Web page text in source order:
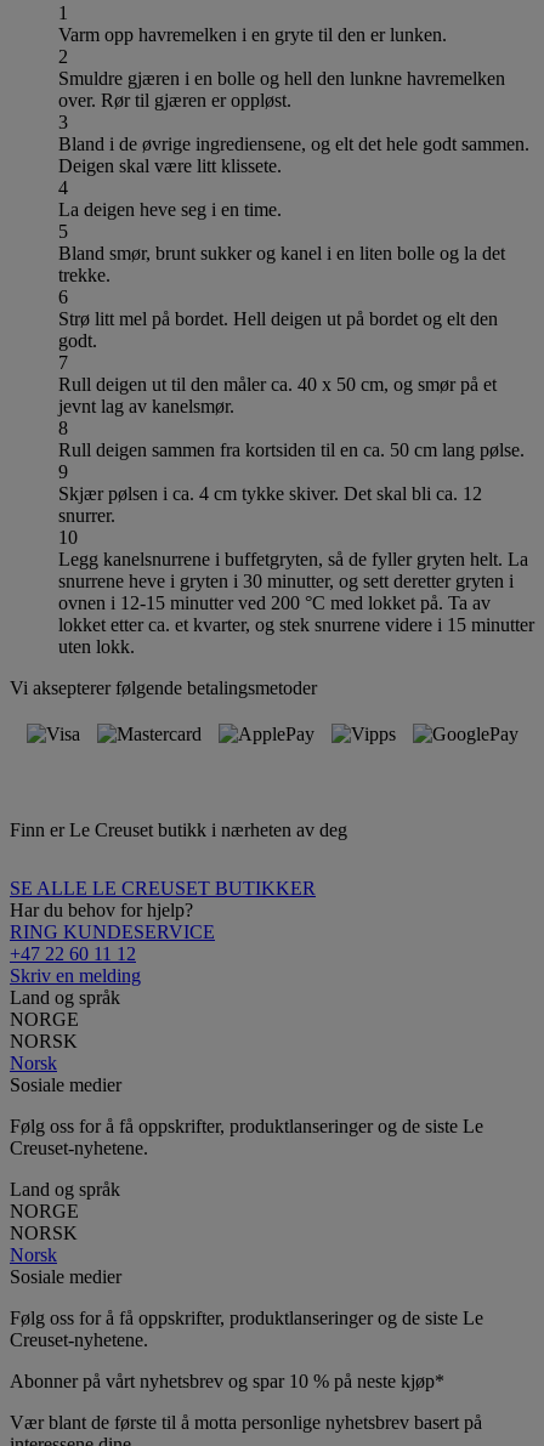
1
Varm opp havremelken i en gryte til den er lunken.
2
Smuldre gjæren i en bolle og hell den lunkne havremelken
over. Rør til gjæren er oppløst.
3
Bland i de øvrige ingrediensene, og elt det hele godt sammen.
Deigen skal være litt klissete.
4
La deigen heve seg i en time.
5
Bland smør, brunt sukker og kanel i en liten bolle og la det
trekke.
6
Strø litt mel på bordet. Hell deigen ut på bordet og elt den
godt.
7
Rull deigen ut til den måler ca. 40 x 50 cm, og smør på et
jevnt lag av kanelsmør.
8
Rull deigen sammen fra kortsiden til en ca. 50 cm lang pølse.
9
Skjær pølsen i ca. 4 cm tykke skiver. Det skal bli ca. 12
snurrer.
10
Legg kanelsnurrene i buffetgryten, så de fyller gryten helt. La
snurrene heve i gryten i 30 minutter, og sett deretter gryten i
ovnen i 12-15 minutter ved 200 °C med lokket på. Ta av
lokket etter ca. et kvarter, og stek snurrene videre i 15 minutter
uten lokk.
Vi aksepterer følgende betalingsmetoder
Finn er Le Creuset butikk i nærheten av deg
SE ALLE LE CREUSET BUTIKKER
Har du behov for hjelp?
RING KUNDESERVICE
+47 22 60 11 12
Skriv en melding
Land og språk
NORGE
NORSK
Norsk
Sosiale medier
Følg oss for å få oppskrifter, produktlanseringer og de siste Le
Creuset-nyhetene.
Land og språk
NORGE
NORSK
Norsk
Sosiale medier
Følg oss for å få oppskrifter, produktlanseringer og de siste Le
Creuset-nyhetene.
Abonner på vårt nyhetsbrev og spar 10 % på neste kjøp*
Vær blant de første til å motta personlige nyhetsbrev basert på